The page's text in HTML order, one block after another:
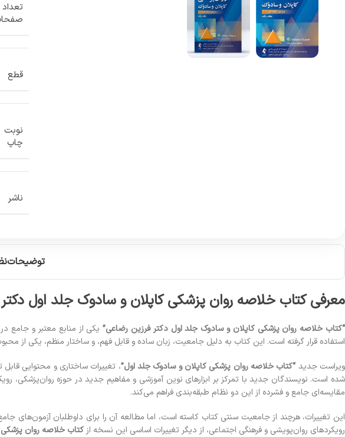
تعداد
قطع
نوبت
چاپ
ناشر
توضیحات
معرفی کتاب خلاصه روان پزشکی کاپلان و سادوک جلد اول
“کتاب خلاصه روان پزشکی کاپلان و سادوک جلد اول دکتر فرزین رضاعی”یکی از منابع معتبر و جامع
استفاده قرار گرفته است. این کتاب به دلیل جامعیت، زبان ساده و قابل فهم، و ساختار منظم، یکی از
ویراست جدید “کتاب خلاصه روان پزشکی کاپلان و سادوک جلد اول”، تغییرات ساختاری و محتوایی قابل
مقایسه‌ای جامع و فشرده از این دو نظام طبقه‌بندی فراهم می‌کند.
این تغییرات، هرچند از جامعیت سنتی کتاب کاسته است، اما مطالعه آن را برای داوطلبان آزمون‌های
رویکردهای روان‌پویشی و فرهنگی اجتماعی، از دیگر تغییرات اساسی این نسخه از کتاب خلاصه روان